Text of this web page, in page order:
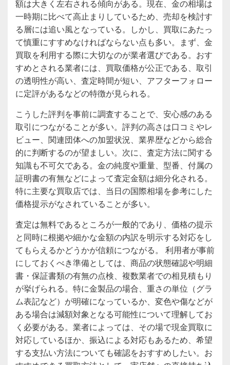
額は大きく左右される傾向がある。現在、金の相場は
一時期に比べて高止まりしているため、売却を検討す
る層には追い風となっている。しかし、買取にあたっ
て慎重にすすめなければならない点も多い。まず、金
買取を利用する際に大切なのが業者選びである。おす
すめとされる業者には、買取価格が公正である、取引
の透明性が高い、査定時間が短い、アフターフォロー
に定評があるなどの特徴が見られる。
こうした評判を事前に調査することで、安心感のある
取引につながることが多い。評判の高さは口コミやレ
ビュー、関連団体への加盟状況、業界歴などから総合
的に判断するのが望ましい。次に、査定方法に関する
知識も不可欠である。金の純度や重量、型番、付属の
証明書の有無などによって査定金額は細分化される。
特に主要な買取店では、当日の国際相場を参考にした
価格提示がなされていることが多い。
査定は無料であるところが一般的であり、価格の提示
と同時に根拠や細かな金額の内訳を明示する対応をし
てもらえるかどうかが信頼につながる。 利用者が事前
にしておくべき準備としては、商品の状態確認や明細
書・保証書類の有無の点検、複数業者での相見積もり
が挙げられる。特に金製品の場合、重さの単位（グラ
ム表記など）が明確になっているか、変色や傷などが
ある場合は減額対象となる可能性について理解してお
く必要がある。業者によっては、その場で現金買取に
対応しているほか、振込による対応もあるため、希望
する支払い方法についても確認をおすすめしたい。お